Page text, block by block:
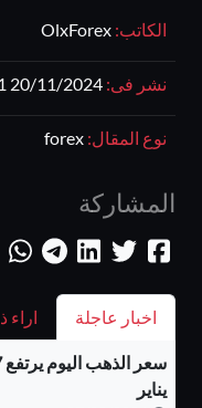
الكاتب: OlxForex
نشر فى: 20/11/2024 17:11 PM
نوع المقال: forex
المشاركة
اخبار عاجلة
يناير